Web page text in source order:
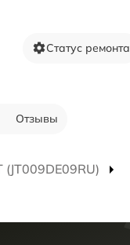
Статус ремонта
Отзывы